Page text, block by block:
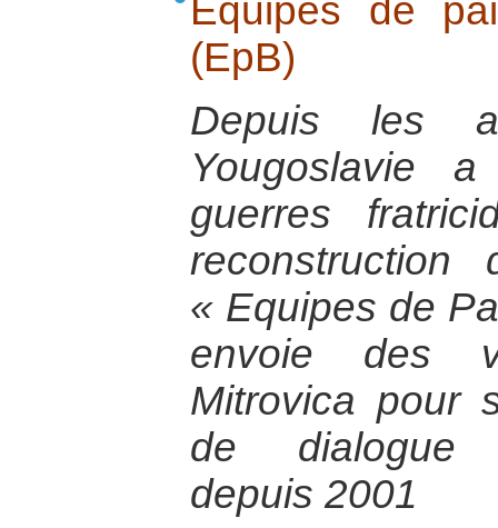
Equipes de
(EpB)
Depuis les
Yougoslavie
guerres
reconstruction
« Equipes de
envoie des
Mitrovica pour
de dialogue
depuis 2001